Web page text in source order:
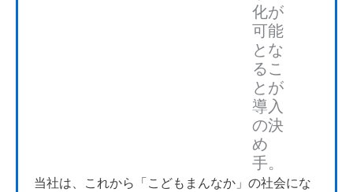
例を共有・展開していくことが、保育の質を高め
化が
可能
とな
るこ
とが
導入
の決
め
手。
当社は、これから「こどもまんなか」の社会にな